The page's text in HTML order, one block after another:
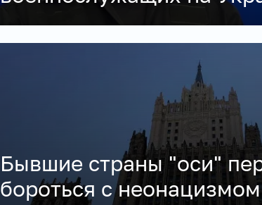
Бывшие страны "оси"
бороться с неонацизмом